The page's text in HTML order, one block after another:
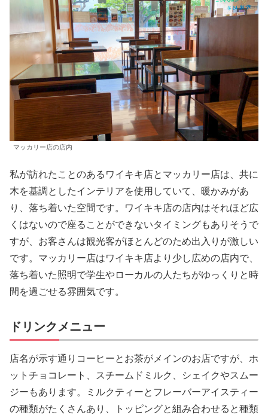
マッカリー店の店内
私が訪れたことのあるワイキキ店とマッカリー店は、共に
木を基調としたインテリアを使用していて、暖かみがあ
り、落ち着いた空間です。ワイキキ店の店内はそれほど広
くはないので座ることができないタイミングもありそうで
すが、お客さんは観光客がほとんどのため出入りが激しい
です。マッカリー店はワイキキ店より少し広めの店内で、
落ち着いた照明で学生やローカルの人たちがゆっくりと時
間を過ごせる雰囲気です。
ドリンクメニュー
店名が示す通りコーヒーとお茶がメインのお店ですが、ホ
ットチョコレート、スチームドミルク、シェイクやスムー
ジーもあります。ミルクティーとフレーバーアイスティー
の種類がたくさんあり、トッピングと組み合わせると種類